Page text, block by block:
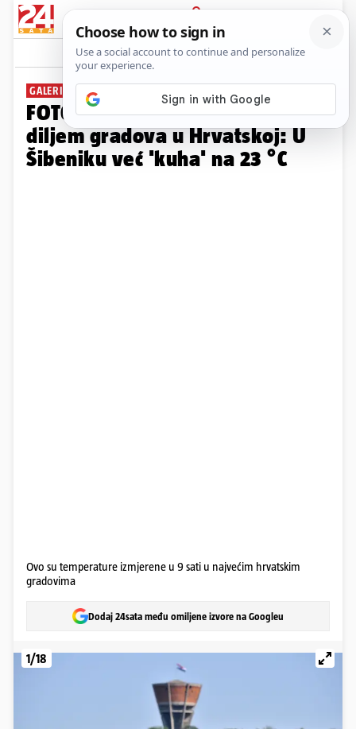
PRIJAVA
Galerija Komentari
GALERIJA
FOTO Proljetne temperature
diljem gradova u Hrvatskoj: U
Šibeniku već 'kuha' na 23 °C
Ovo su temperature izmjerene u 9 sati u najvećim hrvatskim
gradovima
Dodaj 24sata među omiljene izvore na Googleu
1/18